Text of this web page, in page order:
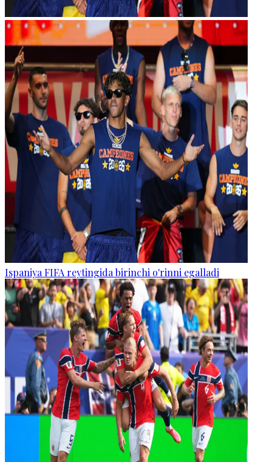
Ispaniya FIFA reytingida birinchi o'rinni egalladi